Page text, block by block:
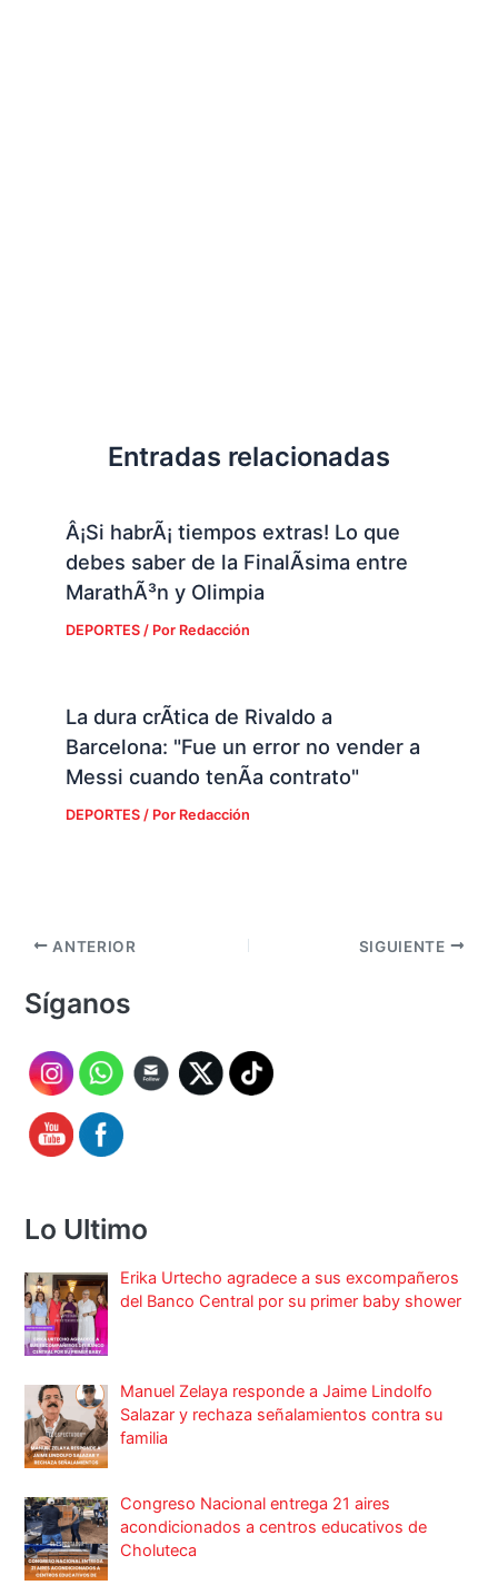
Entradas relacionadas
Â¡Si habrÃ¡ tiempos extras! Lo que
debes saber de la FinalÃ­sima entre
MarathÃ³n y Olimpia
DEPORTES/ Por Redacción
La dura crÃ­tica de Rivaldo a
Barcelona: "Fue un error no vender a
Messi cuando tenÃ­a contrato"
DEPORTES/ Por Redacción
ANTERIOR SIGUIENTE
Síganos
Lo Ultimo
Erika Urtecho agradece a sus excompañeros
del Banco Central por su primer baby shower
Manuel Zelaya responde a Jaime Lindolfo
Salazar y rechaza señalamientos contra su
familia
Congreso Nacional entrega 21 aires
acondicionados a centros educativos de
Choluteca